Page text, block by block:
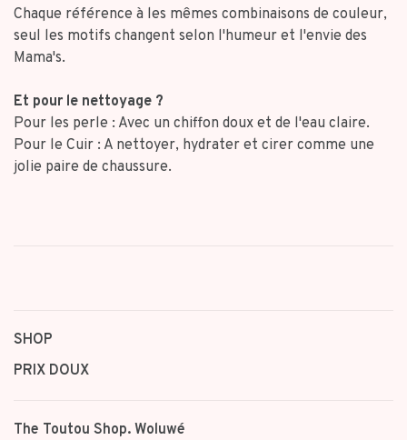
Chaque référence à les mêmes combinaisons de couleur,
seul les motifs changent selon l'humeur et l'envie des
Mama's.
Et pour le nettoyage ?
Pour les perle : Avec un chiffon doux et de l'eau claire.
Pour le Cuir : A nettoyer, hydrater et cirer comme une
jolie paire de chaussure.
SHOP
PRIX DOUX
The Toutou Shop. Woluwé